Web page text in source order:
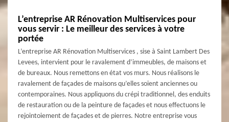
L’entreprise AR Rénovation Multiservices pour
vous servir : Le meilleur des services à votre
portée
L’entreprise AR Rénovation Multiservices , sise à Saint Lambert Des
Levees, intervient pour le ravalement d’immeubles, de maisons et
de bureaux. Nous remettons en état vos murs. Nous réalisons le
ravalement de façades de maisons qu’elles soient anciennes ou
contemporaines. Nous appliquons du crépi traditionnel, des enduits
de restauration ou de la peinture de façades et nous effectuons le
rejointoiement de façades et de pierres. Notre entreprise vous